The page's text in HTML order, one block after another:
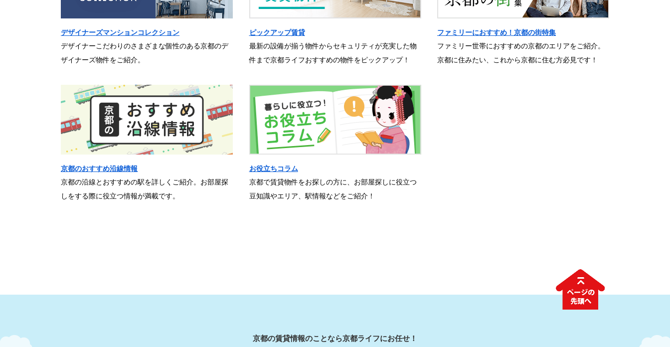
デザイナーズマンションコレクション
デザイナーこだわりのさまざまな個性のある京都のデ
ザイナーズ物件をご紹介。
ピックアップ賃貸
最新の設備が揃う物件からセキュリティが充実した物
件まで京都ライフおすすめの物件をピックアップ！
ファミリーにおすすめ！京都の街特集
ファミリー世帯におすすめの京都のエリアをご紹介。
京都に住みたい、これから京都に住む方必見です！
京都のおすすめ沿線情報
京都の沿線とおすすめの駅を詳しくご紹介。お部屋探
しをする際に役立つ情報が満載です。
お役立ちコラム
京都で賃貸物件をお探しの方に、お部屋探しに役立つ
豆知識やエリア、駅情報などをご紹介！
京都の賃貸情報のことなら京都ライフにお任せ！